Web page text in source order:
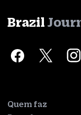
Brazil
Quem faz